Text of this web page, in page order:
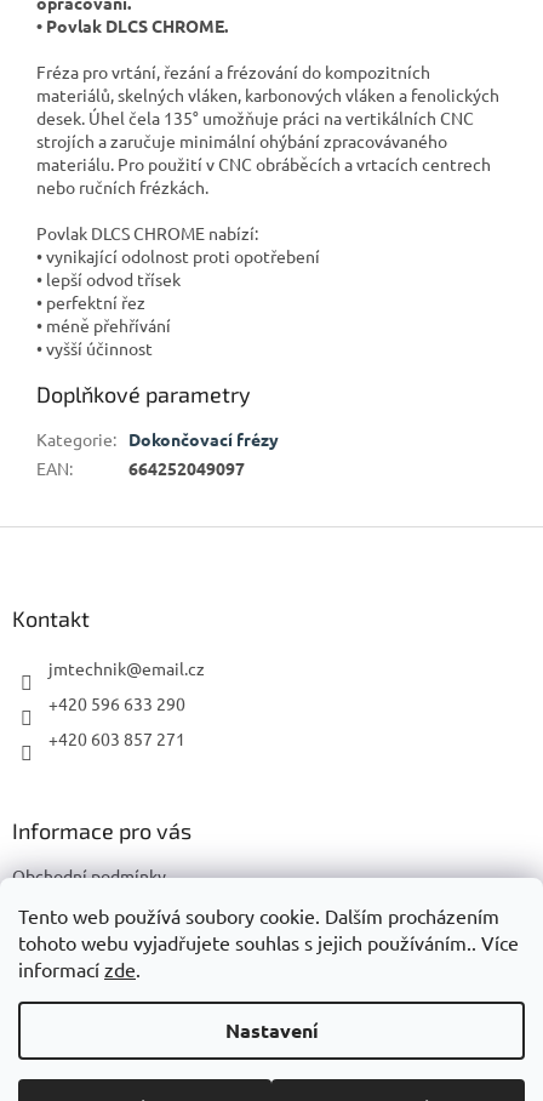
Tento web používá soubory cookie. Dalším procházením
tohoto webu vyjadřujete souhlas s jejich používáním.. Více
informací zde.
Nastavení
• Povlak DLCS CHROME.
Fréza pro vrtání, řezání a frézování do kompozitních
materiálů, skelných vláken, karbonových vláken a fenolických
desek. Úhel čela 135° umožňuje práci na vertikálních CNC
strojích a zaručuje minimální ohýbání zpracovávaného
materiálu. Pro použití v CNC obráběcích a vrtacích centrech
nebo ručních frézkách.
Povlak DLCS CHROME nabízí:
• vynikající odolnost proti opotřebení
• lepší odvod třísek
• perfektní řez
• méně přehřívání
• vyšší účinnost
Doplňkové parametry
Kategorie:
Dokončovací frézy
EAN: 664252049097
Kontakt
jmtechnik@email.cz
+420 596 633 290
+420 603 857 271
Informace pro vás
Obchodní podmínky
Podmínky ochrany osobních údajů
Copyright 2026JMTechnik. Všechna práva vyhrazena.Upravit